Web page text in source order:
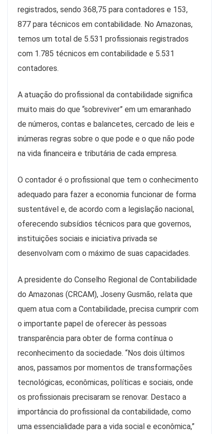
registrados, sendo 368,75 para contadores e 153,
877 para técnicos em contabilidade. No Amazonas,
temos um total de 5.531 profissionais registrados
com 1.785 técnicos em contabilidade e 5.531
contadores.
A atuação do profissional da contabilidade significa
muito mais do que “sobreviver” em um emaranhado
de números, contas e balancetes, cercado de leis e
inúmeras regras sobre o que pode e o que não pode
na vida financeira e tributária de cada empresa.
O contador é o profissional que tem o conhecimento
adequado para fazer a economia funcionar de forma
sustentável e, de acordo com a legislação nacional,
oferecendo subsídios técnicos para que governos,
instituições sociais e iniciativa privada se
desenvolvam com o máximo de suas capacidades.
A presidente do Conselho Regional de Contabilidade
do Amazonas (CRCAM), Joseny Gusmão, relata que
quem atua com a Contabilidade, precisa cumprir com
o importante papel de oferecer às pessoas
transparência para obter de forma contínua o
reconhecimento da sociedade. “Nos dois últimos
anos, passamos por momentos de transformações
tecnológicas, econômicas, políticas e sociais, onde
os profissionais precisaram se renovar. Destaco a
importância do profissional da contabilidade, como
uma essencialidade para a vida social e econômica,”